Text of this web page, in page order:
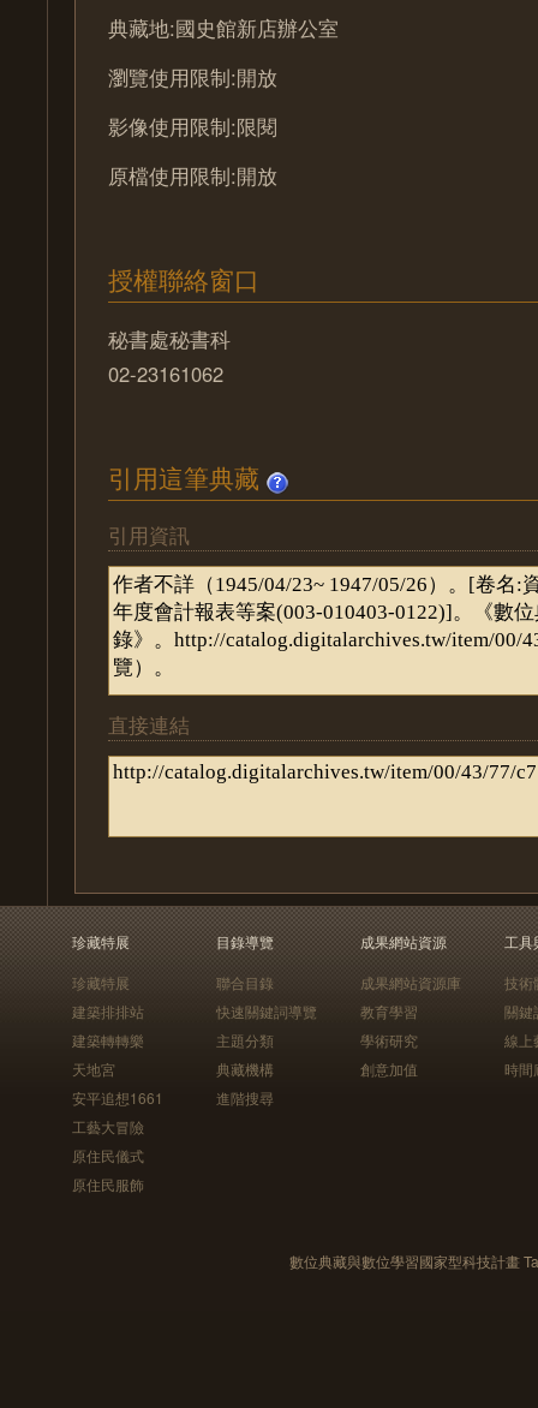
典藏地:國史館新店辦公室
瀏覽使用限制:開放
影像使用限制:限閱
原檔使用限制:開放
授權聯絡窗口
秘書處秘書科
02-23161062
引用這筆典藏
引用資訊
直接連結
珍藏特展
珍藏特展
建築排排站
建築轉轉樂
天地宮
安平追想1661
工藝大冒險
原住民儀式
原住民服飾
目錄導覽
聯合目錄
快速關鍵詞導覽
主題分類
典藏機構
進階搜尋
成果網站資源
成果網站資源庫
教育學習
學術研究
創意加值
工具
技術
關鍵
線上
時間
數位典藏與數位學習國家型科技計畫